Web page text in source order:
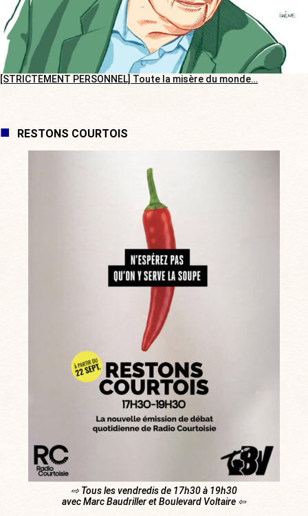
[STRICTEMENT PERSONNEL] Toute la misère du monde…
RESTONS COURTOIS
⇨ Tous les vendredis de 17h30 à 19h30
avec Marc Baudriller et Boulevard Voltaire ⇦